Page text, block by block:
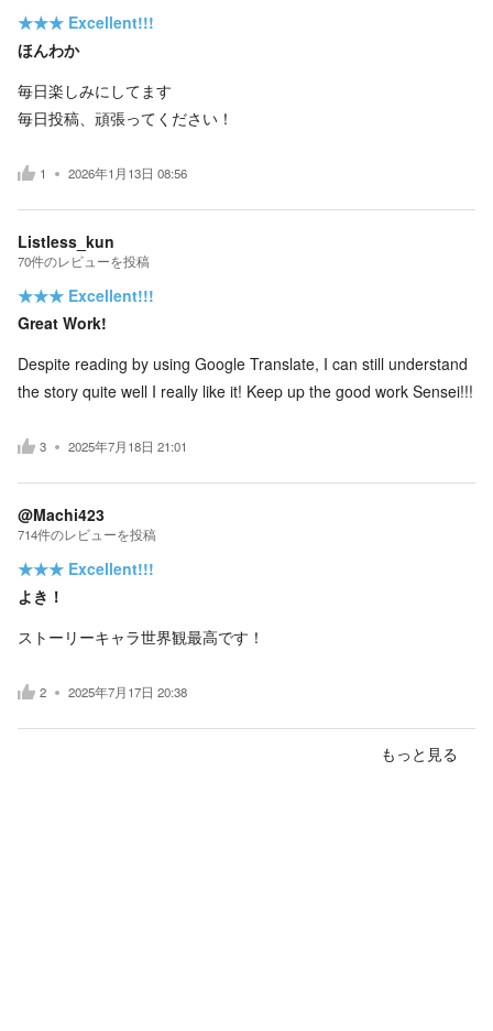
★★★ Excellent!!!
ほんわか
毎日楽しみにしてます
毎日投稿、頑張ってください！
1 2026年1月13日 08:56
Listless_kun
70件のレビューを投稿
★★★ Excellent!!!
Great Work!
Despite reading by using Google Translate, I can still understand
the story quite well I really like it! Keep up the good work Sensei!!!
3 2025年7月18日 21:01
@Machi423
714件のレビューを投稿
★★★ Excellent!!!
よき！
ストーリーキャラ世界観最高です！
2 2025年7月17日 20:38
もっと見る